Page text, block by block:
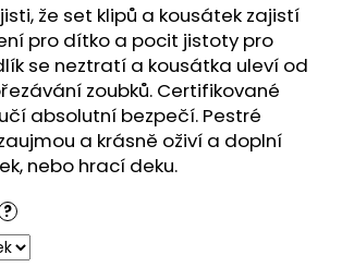
že set klipů a kousátek zajistí
pro dítko a pocit jistoty pro
se neztratí a kousátka uleví od
zoubků. Certifikované
absolutní bezpečí. Pestré
a krásně oživí a doplní
nebo hrací deku.
?